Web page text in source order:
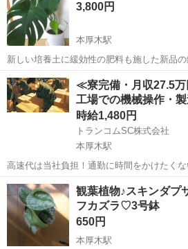
3,800円
本厚木駅
新しい培養土に緩効性の肥料も施した新品の
虫などの心配ないとは思いますが、一応、
も混ぜてあります。 株分けしたモンステラ
え替えの必要がありませんの...
神奈川 厚木市 本厚木駅 その他
≪寮完備・月収27.5
工場での機械操作・
時給1,480円
トランコムSC株式会社
本厚木駅
高速代は当社負担！通勤に時間をかけたく
勤！＜プリンターに使用する部分の製造補
支給！！＞ お仕事内容 大手企業でプリンター部品製造のお仕事。 ＜
主な作業＞ ・顕微鏡での検査...
神奈川 厚木市 本厚木駅 その他
観葉植物♪スキンダプ
フカズラ♡3号鉢
650円
本厚木駅